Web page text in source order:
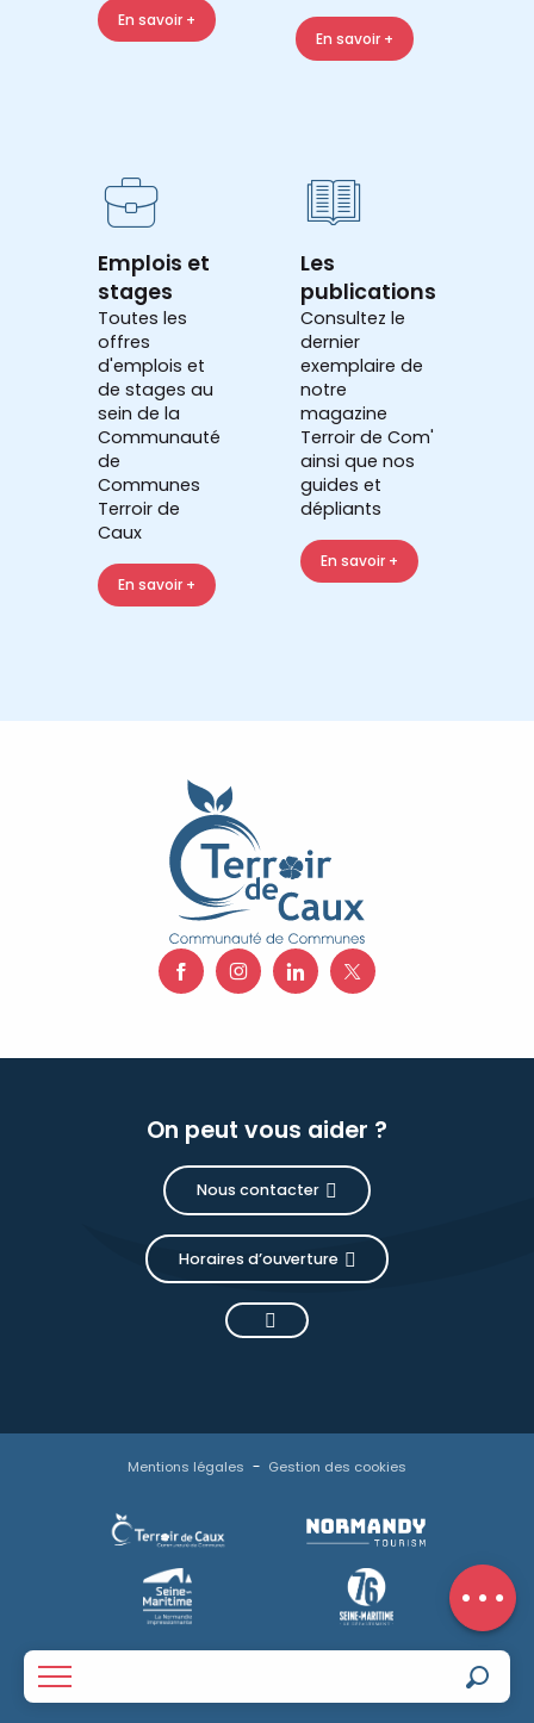
Avis
En savoir +
En savoir +
Emplois et
stages
Toutes les
offres
d'emplois et
de stages au
sein de la
Communauté
de
Communes
Terroir de
Caux
En savoir +
Les
publications
Consultez le
dernier
exemplaire de
notre
magazine
Terroir de Com'
ainsi que nos
guides et
dépliants
En savoir +
On peut vous aider ?
Nous contacter
Horaires d’ouverture
Mentions légales Gestion des cookies